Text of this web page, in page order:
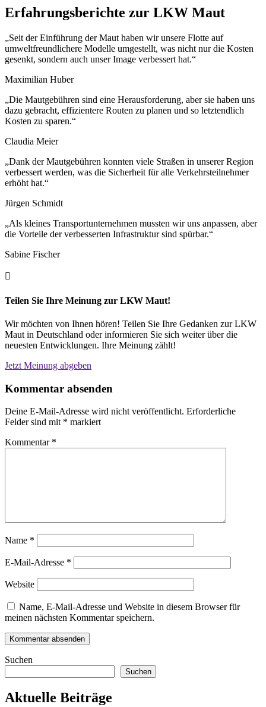
Erfahrungsberichte zur LKW Maut
„Seit der Einführung der Maut haben wir unsere Flotte auf
umweltfreundlichere Modelle umgestellt, was nicht nur die Kosten
gesenkt, sondern auch unser Image verbessert hat.“
Maximilian Huber
„Die Mautgebühren sind eine Herausforderung, aber sie haben uns
dazu gebracht, effizientere Routen zu planen und so letztendlich
Kosten zu sparen.“
Claudia Meier
„Dank der Mautgebühren konnten viele Straßen in unserer Region
verbessert werden, was die Sicherheit für alle Verkehrsteilnehmer
erhöht hat.“
Jürgen Schmidt
„Als kleines Transportunternehmen mussten wir uns anpassen, aber
die Vorteile der verbesserten Infrastruktur sind spürbar.“
Sabine Fischer

Teilen Sie Ihre Meinung zur LKW Maut!
Wir möchten von Ihnen hören! Teilen Sie Ihre Gedanken zur LKW
Maut in Deutschland oder informieren Sie sich weiter über die
neuesten Entwicklungen. Ihre Meinung zählt!
Jetzt Meinung abgeben
Kommentar absenden
Deine E-Mail-Adresse wird nicht veröffentlicht. Erforderliche
Felder sind mit * markiert
Kommentar *
Name *
E-Mail-Adresse *
Website
Name, E-Mail-Adresse und Website in diesem Browser für
meinen nächsten Kommentar speichern.
Suchen
Suchen
Aktuelle Beiträge